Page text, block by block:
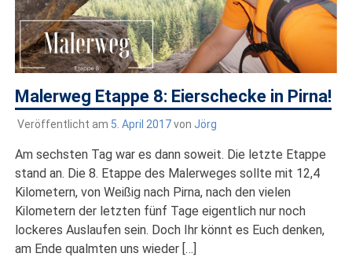
Malerweg Etappe 8: Eierschecke in Pirna!
Veröffentlicht am 5. April 2017von Jörg
Am sechsten Tag war es dann soweit. Die letzte Etappe
stand an. Die 8. Etappe des Malerweges sollte mit 12,4
Kilometern, von Weißig nach Pirna, nach den vielen
Kilometern der letzten fünf Tage eigentlich nur noch
lockeres Auslaufen sein. Doch Ihr könnt es Euch denken,
am Ende qualmten uns wieder […]